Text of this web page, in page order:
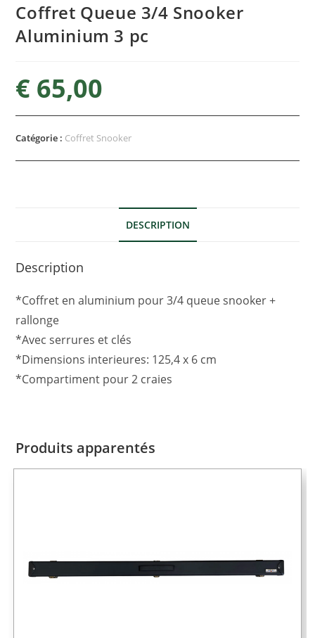
Coffret Queue 3/4 Snooker
Aluminium 3 pc
€ 65,00
Catégorie : Coffret Snooker
DESCRIPTION
Description
*Coffret en aluminium pour 3/4 queue snooker +
rallonge
*Avec serrures et clés
*Dimensions interieures: 125,4 x 6 cm
*Compartiment pour 2 craies
Produits apparentés